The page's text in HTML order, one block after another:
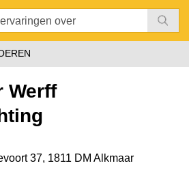
Werff
37, 1811 DM Alkmaar